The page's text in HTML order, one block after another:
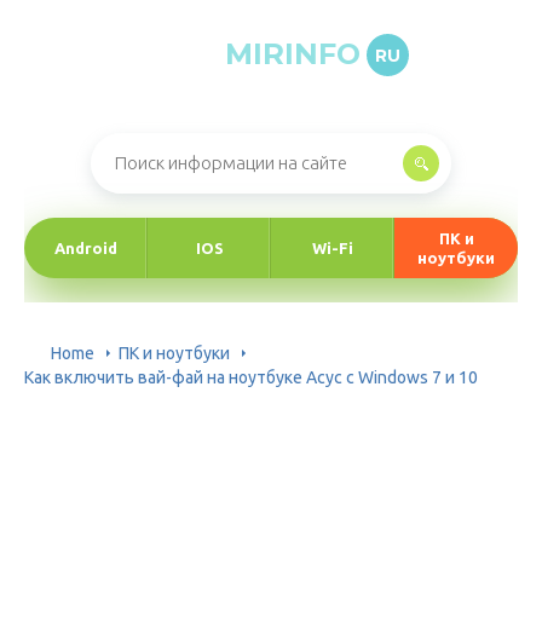
MIRINFO RU
Android IOS Wi-Fi
ПК и
ноутбуки
Home
ПК и ноутбуки
Как включить вай-фай на ноутбуке Асус с Windows 7 и 10